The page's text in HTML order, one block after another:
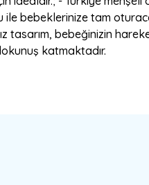
bebeklerinize tam
bebeğinizin
katmaktadır.